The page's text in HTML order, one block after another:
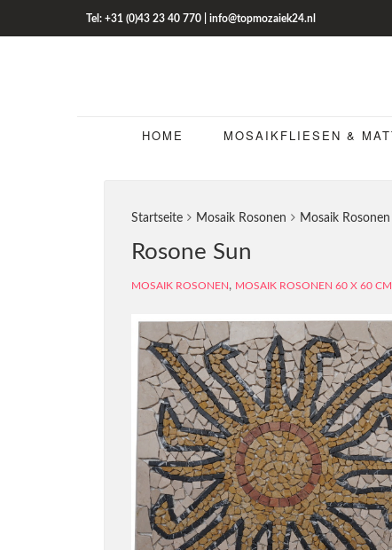
Tel: +31 (0)43 23 40 770 | info@topmozaiek24.nl
HOME MOSAIKFLIESEN &
Startseite Mosaik Rosonen Mosaik
Rosone Sun
MOSAIK ROSONEN, MOSAIK ROSONEN 60 X 60 CM